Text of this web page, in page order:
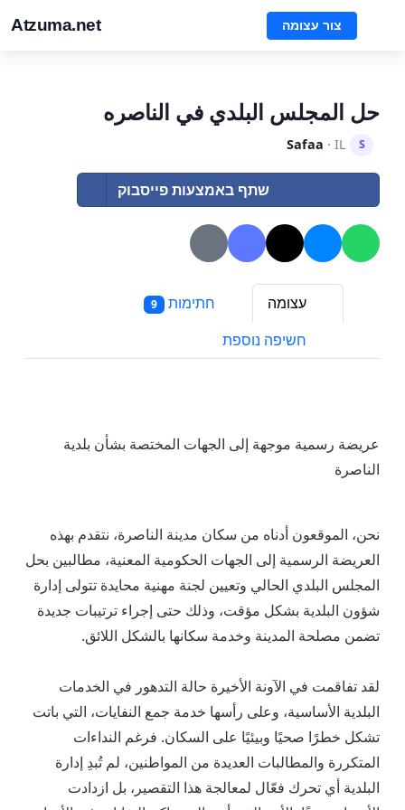
Atzuma.net צור עצומה
حل المجلس البلدي في الناصره
S
Safaa · IL
שתף באמצעות פייסבוק
עצומה חתימות 9
חשיפה נוספת
عريضة رسمية موجهة إلى الجهات المختصة بشأن بلدية
الناصرة
نحن، الموقعون أدناه من سكان مدينة الناصرة، نتقدم بهذه
العريضة الرسمية إلى الجهات الحكومية المعنية، مطالبين بحل
المجلس البلدي الحالي وتعيين لجنة مهنية محايدة تتولى إدارة
شؤون البلدية بشكل مؤقت، وذلك حتى إجراء ترتيبات جديدة
تضمن مصلحة المدينة وخدمة سكانها بالشكل اللائق.
لقد تفاقمت في الآونة الأخيرة حالة التدهور في الخدمات
البلدية الأساسية، وعلى رأسها خدمة جمع النفايات، التي باتت
تشكل خطرًا صحيًا وبيئيًا على السكان. فرغم النداءات
المتكررة والمطالبات العديدة من المواطنين، لم تُبدِ إدارة
البلدية أي تحرك فعّال لمعالجة هذا التقصير، بل ازدادت